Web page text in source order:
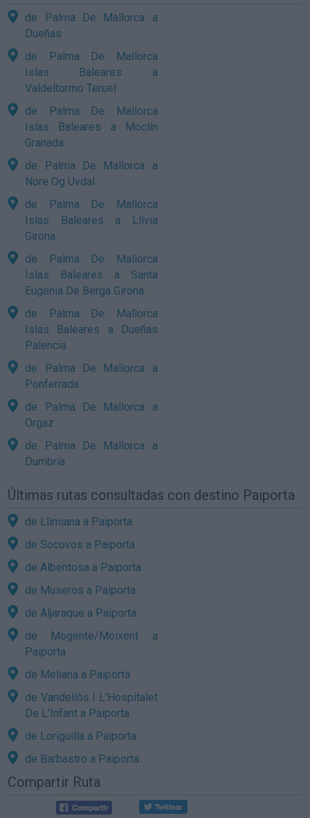
de Palma De Mallorca a
Dueñas
de Palma De Mallorca
Islas Baleares a
Valdeltormo Teruel
de Palma De Mallorca
Islas Baleares a Moclín
Granada
de Palma De Mallorca a
Nore Og Uvdal
de Palma De Mallorca
Islas Baleares a Llívia
Girona
de Palma De Mallorca
Islas Baleares a Santa
Eugenia De Berga Girona
de Palma De Mallorca
Islas Baleares a Dueñas
Palencia
de Palma De Mallorca a
Ponferrada
de Palma De Mallorca a
Orgaz
de Palma De Mallorca a
Dumbría
Últimas rutas consultadas con destino Paiporta
de Llimiana a Paiporta
de Socovos a Paiporta
de Albentosa a Paiporta
de Museros a Paiporta
de Aljaraque a Paiporta
de Mogente/Moixent a
Paiporta
de Meliana a Paiporta
de Vandellòs I L'Hospitalet
De L'Infant a Paiporta
de Loriguilla a Paiporta
de Barbastro a Paiporta
Compartir Ruta